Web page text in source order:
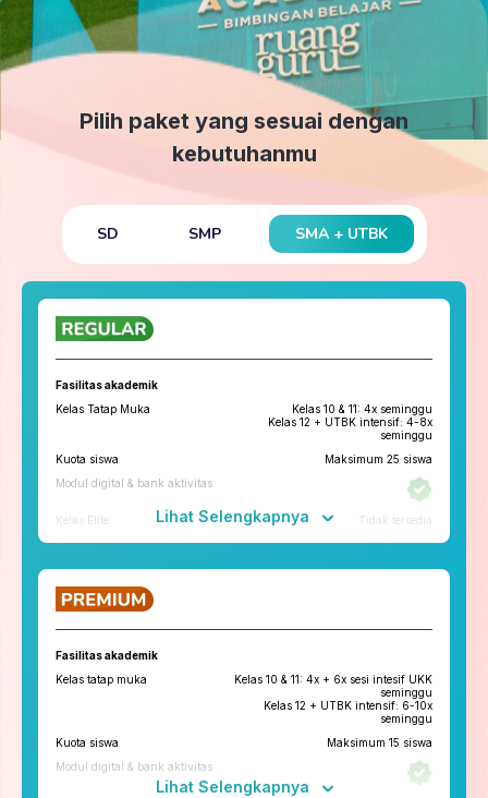
Pilih paket yang sesuai dengan
kebutuhanmu
SD SMP SMA + UTBK
Fasilitas akademik
Kelas Tatap Muka
Kelas 10 & 11: 4x seminggu
Kelas 12 + UTBK intensif: 4-8x
seminggu
Kuota siswa
Maksimum 25 siswa
Modul digital & bank aktivitas
Kelas Elite
Tidak tersedia
Fitur penunjang
ruangbelajar
roboguru
Pengembangan Diri
Konseling Privat via chat & video
Tryout
Tryout Basic & Premium
13x setahun
Lihat Selengkapnya
Fasilitas akademik
Kelas tatap muka
Kelas 10 & 11: 4x + 6x sesi intesif UKK
seminggu
Kelas 12 + UTBK intensif: 6-10x
seminggu
Kuota siswa
Maksimum 15 siswa
Modul digital & bank aktivitas
Lihat Selengkapnya